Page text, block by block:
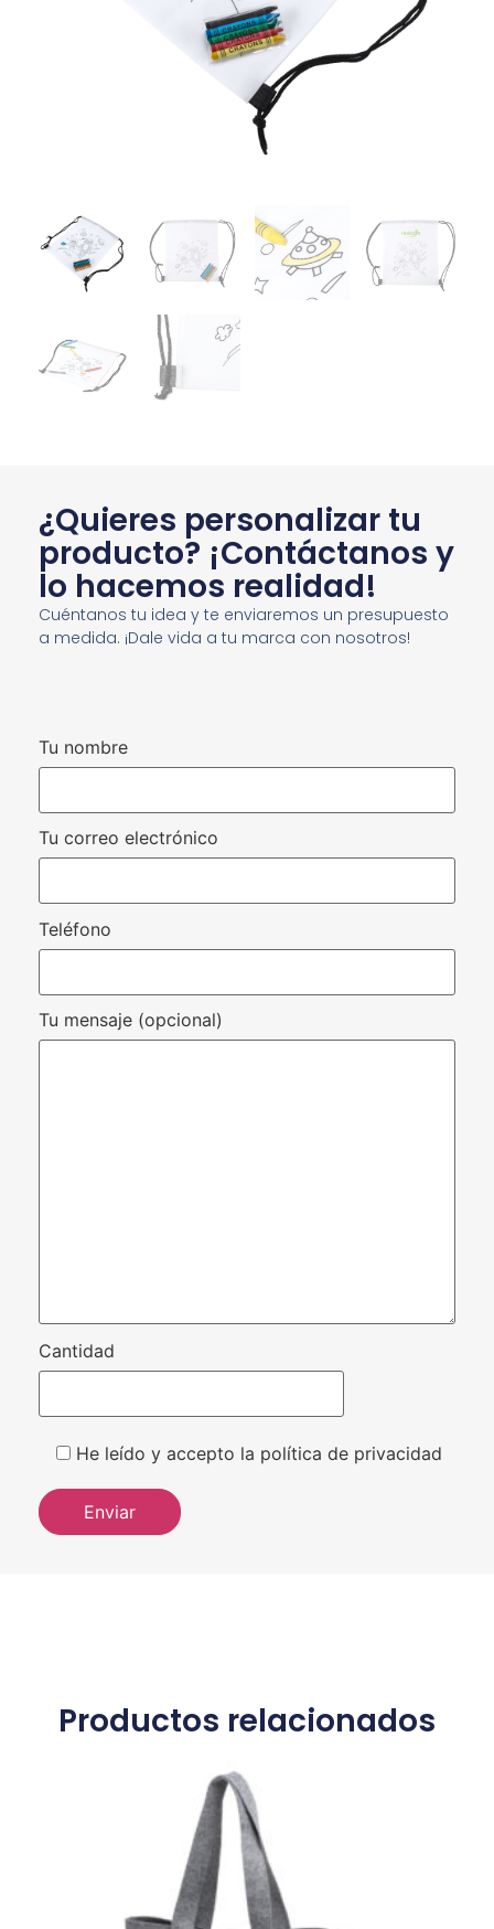
¿Quieres personalizar tu
producto? ¡Contáctanos y
lo hacemos realidad!
Cuéntanos tu idea y te enviaremos un presupuesto
a medida. ¡Dale vida a tu marca con nosotros!
Tu nombre
Tu correo electrónico
Teléfono
Tu mensaje (opcional)
Cantidad
He leído y accepto la política de privacidad
Productos relacionados